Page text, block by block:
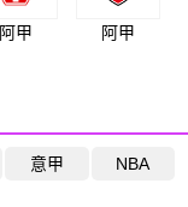
阿甲 阿甲
意甲 NBA